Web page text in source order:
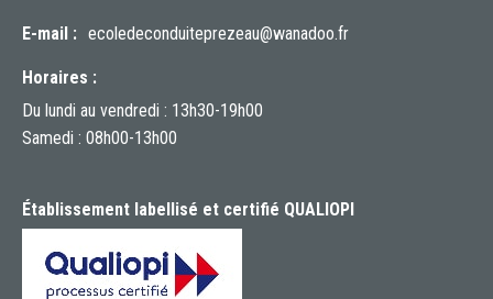
E-mail : ecoledeconduiteprezeau@wanadoo.fr
Horaires :
Du lundi au vendredi : 13h30-19h00
Samedi : 08h00-13h00
Établissement labellisé et certifié QUALIOPI